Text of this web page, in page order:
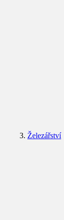
Železářství